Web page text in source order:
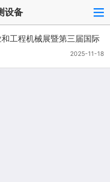
设备
工程机械展暨第三届国际
2025-11-18